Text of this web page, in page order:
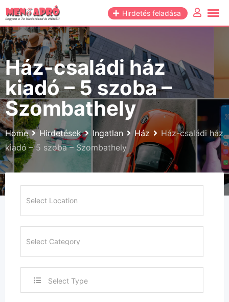
Skip
to
content
Hirdetés feladása
Ház-családi ház
kiadó – 5 szoba –
Szombathely
Home Hirdetések Ingatlan Ház
Ház-családi ház
kiadó – 5 szoba – Szombathely
Select Type